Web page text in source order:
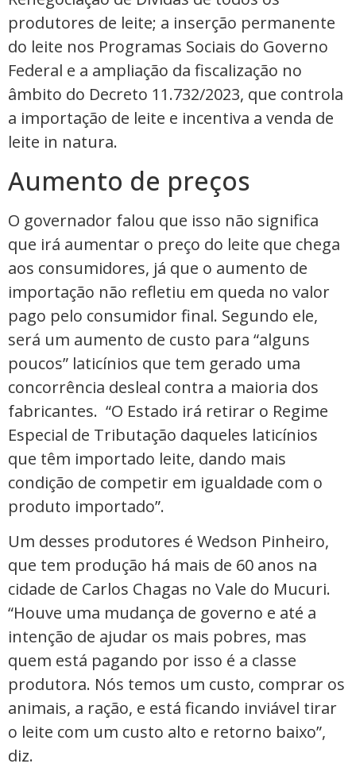
produtores de leite; a inserção permanente
do leite nos Programas Sociais do Governo
Federal e a ampliação da fiscalização no
âmbito do Decreto 11.732/2023, que controla
a importação de leite e incentiva a venda de
leite in natura.
Aumento de preços
O governador falou que isso não significa
que irá aumentar o preço do leite que chega
aos consumidores, já que o aumento de
importação não refletiu em queda no valor
pago pelo consumidor final. Segundo ele,
será um aumento de custo para “alguns
poucos” laticínios que tem gerado uma
concorrência desleal contra a maioria dos
fabricantes. “O Estado irá retirar o Regime
Especial de Tributação daqueles laticínios
que têm importado leite, dando mais
condição de competir em igualdade com o
produto importado”.
Um desses produtores é Wedson Pinheiro,
que tem produção há mais de 60 anos na
cidade de Carlos Chagas no Vale do Mucuri.
“Houve uma mudança de governo e até a
intenção de ajudar os mais pobres, mas
quem está pagando por isso é a classe
produtora. Nós temos um custo, comprar os
animais, a ração, e está ficando inviável tirar
o leite com um custo alto e retorno baixo”,
diz.